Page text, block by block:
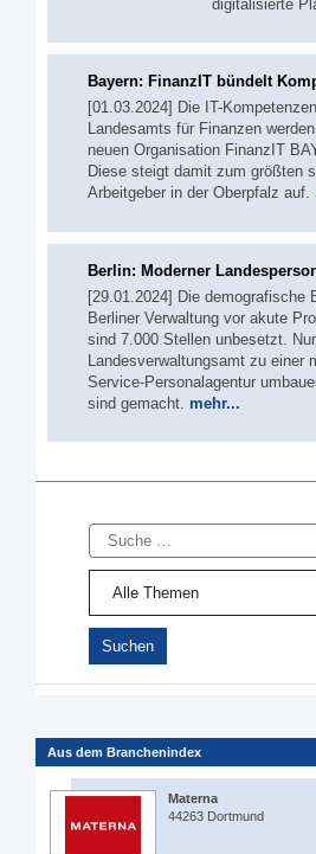
digitalisierte
Bayern: FinanzIT bündelt
[01.03.2024] Die IT-
Landesamts für Finanzen
neuen Organisation FinanzIT
Diese steigt damit zum größten
Arbeitgeber in der Oberpfalz auf.
Berlin: Moderner
[29.01.2024] Die demografische
Berliner Verwaltung vor akute
sind 7.000 Stellen unbesetzt.
Landesverwaltungsamt zu einer
Service-Personalagentur
sind gemacht. mehr...
Suche
Aus dem Branchenindex
Materna
44263 Dortmund